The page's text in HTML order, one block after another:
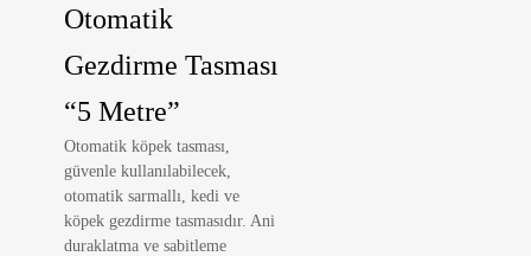
Otomatik
Gezdirme Tasması
“5 Metre”
Otomatik köpek tasması,
güvenle kullanılabilecek,
otomatik sarmallı, kedi ve
köpek gezdirme tasmasıdır. Ani
duraklatma ve sabitleme